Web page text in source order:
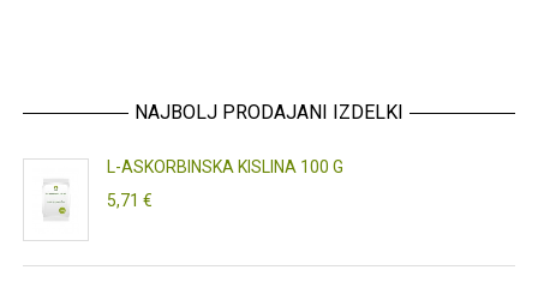
NAJBOLJ PRODAJANI IZDELKI
L-ASKORBINSKA KISLINA 100 G
5,71 €